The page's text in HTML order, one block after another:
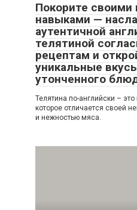
Покорите
навыками —
аутентичной
телятиной
рецептам и
уникальные
утонченного
Телятина по-английски –
которое отличается своей
и нежностью мяса.